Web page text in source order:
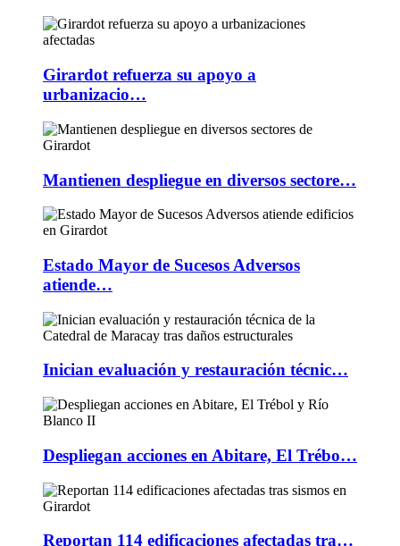
Girardot refuerza su apoyo a
urbanizacio…
Mantienen despliegue en diversos sectore…
Estado Mayor de Sucesos Adversos
atiende…
Inician evaluación y restauración técnic…
Despliegan acciones en Abitare, El Trébo…
Reportan 114 edificaciones afectadas tra…